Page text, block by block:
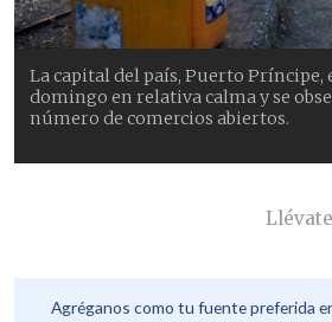
La capital del país, Puerto Príncipe,
domingo en relativa calma y se
número de comercios abiertos.
Agréganos como tu fuente preferida